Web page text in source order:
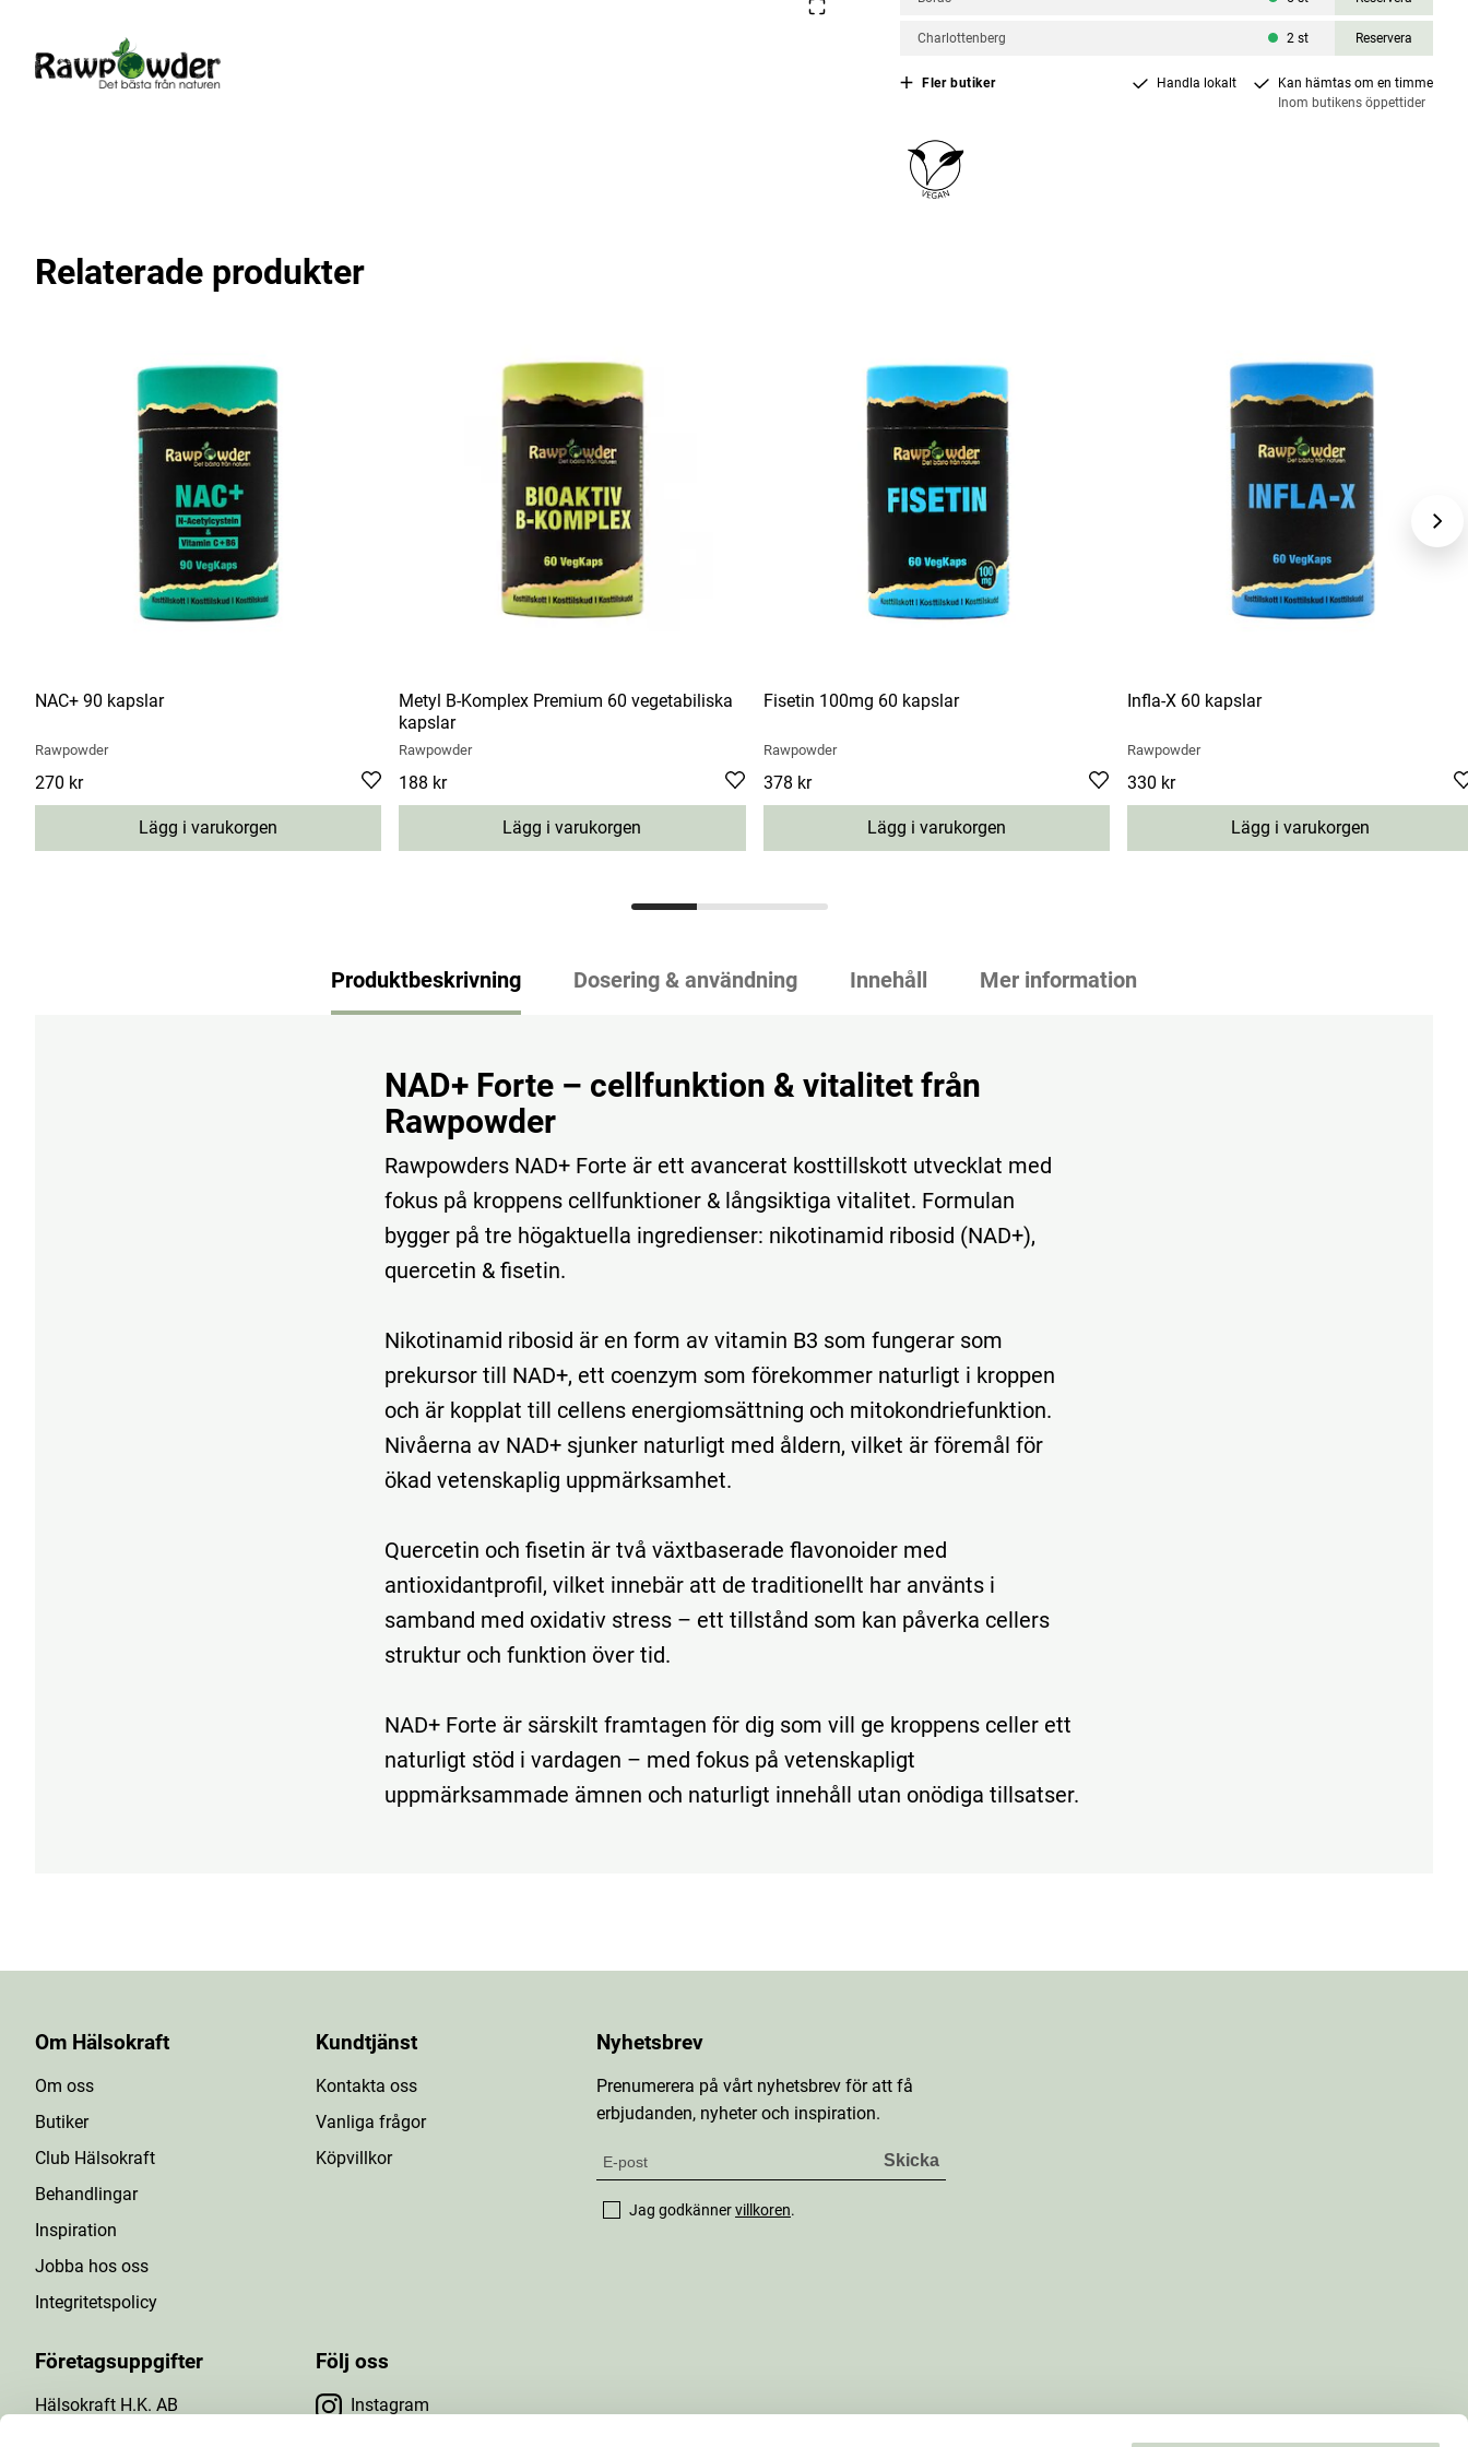
Charlottenberg 2 st Reservera
Fler butiker Handla lokalt
Kan hämtas om en timme
Inom butikens öppettider
Relaterade produkter
NAC+ 90 kapslar
Rawpowder
Pris :270 kr
270 kr
Lägg i varukorgen
Metyl B-Komplex Premium 60 vegetabiliska
kapslar
Rawpowder
Pris :188 kr
188 kr
Lägg i varukorgen
Fisetin 100mg 60 kapslar
Rawpowder
Pris :378 kr
378 kr
Lägg i varukorgen
Infla-X 60 kapslar
Rawpowder
Pris :330 kr
330 kr
Lägg i varukorgen
Produktbeskrivning Dosering & användning Innehåll Mer information
NAD+ Forte – cellfunktion & vitalitet från
Rawpowder
Rawpowders NAD+ Forte är ett avancerat kosttillskott utvecklat med
fokus på kroppens cellfunktioner & långsiktiga vitalitet. Formulan
bygger på tre högaktuella ingredienser: nikotinamid ribosid (NAD+),
quercetin & fisetin.
Nikotinamid ribosid är en form av vitamin B3 som fungerar som
prekursor till NAD+, ett coenzym som förekommer naturligt i kroppen
och är kopplat till cellens energiomsättning och mitokondriefunktion.
Nivåerna av NAD+ sjunker naturligt med åldern, vilket är föremål för
ökad vetenskaplig uppmärksamhet.
Quercetin och fisetin är två växtbaserade flavonoider med
antioxidantprofil, vilket innebär att de traditionellt har använts i
samband med oxidativ stress – ett tillstånd som kan påverka cellers
struktur och funktion över tid.
NAD+ Forte är särskilt framtagen för dig som vill ge kroppens celler ett
naturligt stöd i vardagen – med fokus på vetenskapligt
uppmärksammade ämnen och naturligt innehåll utan onödiga tillsatser.
Om Hälsokraft
Om oss
Butiker
Club Hälsokraft
Behandlingar
Inspiration
Jobba hos oss
Integritetspolicy
Kundtjänst
Kontakta oss
Vanliga frågor
Köpvillkor
Företagsuppgifter
Hälsokraft H.K. AB
Följ oss
Instagram
Nyhetsbrev
Prenumerera på vårt nyhetsbrev för att få
erbjudanden, nyheter och inspiration.
Jag godkännervillkoren.